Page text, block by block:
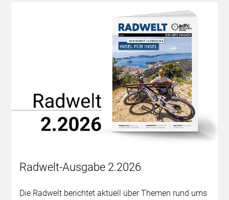
Radwelt-Ausgabe 2.2026
Die Radwelt berichtet aktuell über Themen rund ums